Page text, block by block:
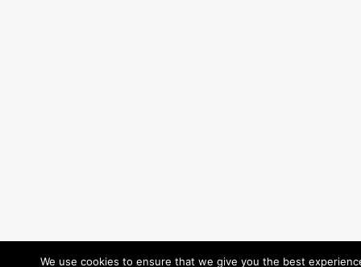
We use cookies to ensure that we give you the best